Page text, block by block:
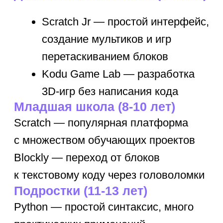
Курсы для
1−4 классов
Улучшаем оценки в школе, развиваем
когнитивные и творческие способности,
прививаем любовь к учебе.
1-4 класс от 1 155 ₽/занятие
программы для
детей
обучение увлекательным
приключением.
от 1 155 ₽/занятие
4+ лет